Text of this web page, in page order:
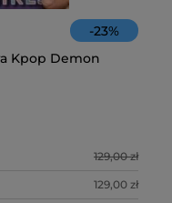
-23%
Kpop Demon
129,00 zł
129,00 zł